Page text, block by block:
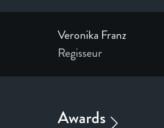
Veronika Franz
Regisseur